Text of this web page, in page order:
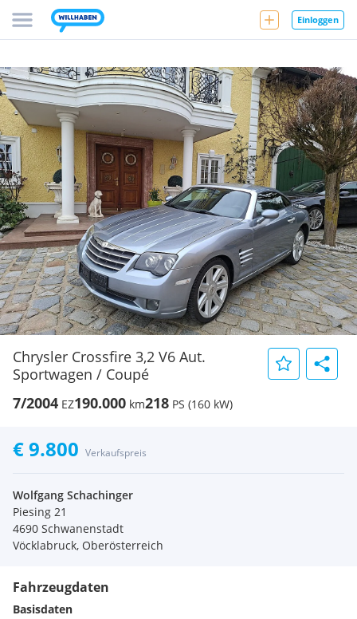
Einloggen
Chrysler Crossfire 3,2 V6 Aut.
Sportwagen / Coupé
7/2004 EZ190.000 km218 PS (160 kW)
€ 9.800 Verkaufspreis
Wolfgang Schachinger
Piesing 21
4690 Schwanenstadt
Vöcklabruck, Oberösterreich
Fahrzeugdaten
Basisdaten